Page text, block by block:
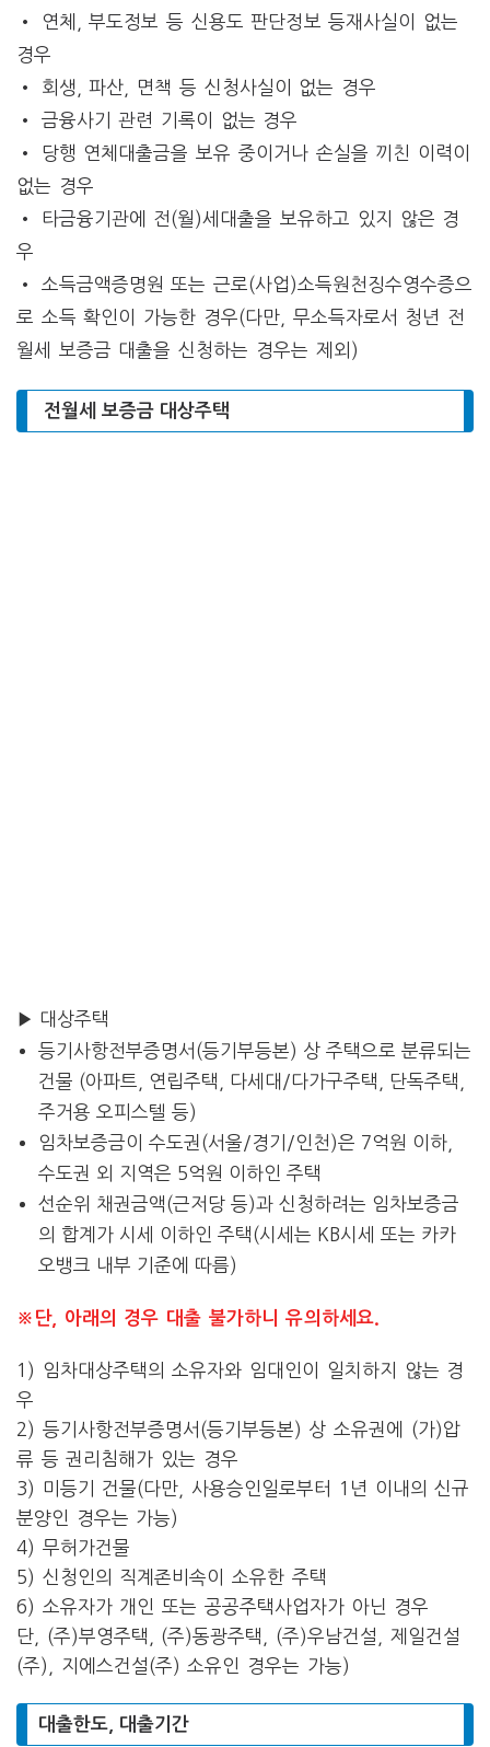
• 연체, 부도정보 등 신용도 판단정보 등재사실이 없는
경우
• 회생, 파산, 면책 등 신청사실이 없는 경우
• 금융사기 관련 기록이 없는 경우
• 당행 연체대출금을 보유 중이거나 손실을 끼친 이력이
없는 경우
• 타금융기관에 전(월)세대출을 보유하고 있지 않은 경
우
• 소득금액증명원 또는 근로(사업)소득원천징수영수증으
로 소득 확인이 가능한 경우(다만, 무소득자로서 청년 전
월세 보증금 대출을 신청하는 경우는 제외)
전월세 보증금 대상주택
▶ 대상주택
등기사항전부증명서(등기부등본) 상 주택으로 분류되는
건물 (아파트, 연립주택, 다세대/다가구주택, 단독주택,
주거용 오피스텔 등)
임차보증금이 수도권(서울/경기/인천)은 7억원 이하,
수도권 외 지역은 5억원 이하인 주택
선순위 채권금액(근저당 등)과 신청하려는 임차보증금
의 합계가 시세 이하인 주택(시세는 KB시세 또는 카카
오뱅크 내부 기준에 따름)
※단, 아래의 경우 대출 불가하니 유의하세요.
1) 임차대상주택의 소유자와 임대인이 일치하지 않는 경
우
2) 등기사항전부증명서(등기부등본) 상 소유권에 (가)압
류 등 권리침해가 있는 경우
3) 미등기 건물(다만, 사용승인일로부터 1년 이내의 신규
분양인 경우는 가능)
4) 무허가건물
5) 신청인의 직계존비속이 소유한 주택
6) 소유자가 개인 또는 공공주택사업자가 아닌 경우
단, (주)부영주택, (주)동광주택, (주)우남건설, 제일건설
(주), 지에스건설(주) 소유인 경우는 가능)
대출한도, 대출기간